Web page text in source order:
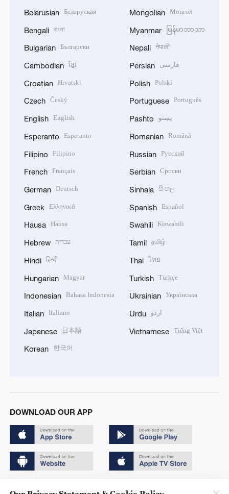
Belarusian Беларуская
Bengali বাংলা
Bulgarian Български
Cambodian ខ្មែរ
Croatian Hrvatski
Czech Český
English English
Esperanto Esperanto
Filipino Filipino
French Français
German Deutsch
Greek Ελληνικά
Hausa Hausa
Hebrew עברית
Hindi हिन्दी
Hungarian Magyar
Indonesian Bahasa Indonesia
Italian Italiano
Japanese 日本語
Korean 한국어
Mongolian Монгол
Myanmar မြန်မာဘာသာ
Nepali नेपाली
Persian فارسی
Polish Polski
Portuguese Português
Pashto پښتو
Romanian Română
Russian Русский
Serbian Српски
Sinhala සිංහල
Spanish Español
Swahili Kiswahili
Tamil தமிழ்
Thai ไทย
Turkish Türkçe
Ukrainian Українська
Urdu اردو
Vietnamese Tiếng Việt
DOWNLOAD OUR APP